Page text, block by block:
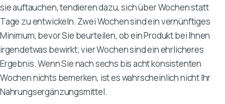
sie auftauchen, tendieren dazu, sich über Wochen statt
Tage zu entwickeln. Zwei Wochen sind ein vernünftiges
Minimum, bevor Sie beurteilen, ob ein Produkt bei Ihnen
irgendetwas bewirkt; vier Wochen sind ein ehrlicheres
Ergebnis. Wenn Sie nach sechs bis acht konsistenten
Wochen nichts bemerken, ist es wahrscheinlich nicht Ihr
Nahrungsergänzungsmittel.